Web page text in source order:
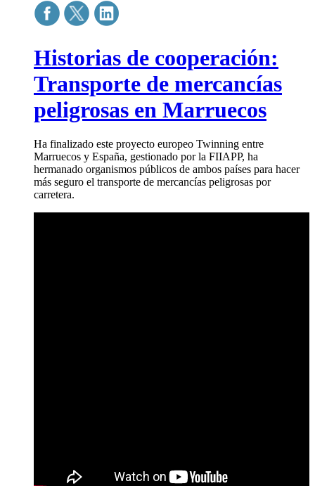
Historias de cooperación:
Transporte de mercancías
peligrosas en Marruecos
Ha finalizado este proyecto europeo Twinning entre
Marruecos y España, gestionado por la FIIAPP, ha
hermanado organismos públicos de ambos países para hacer
más seguro el transporte de mercancías peligrosas por
carretera.